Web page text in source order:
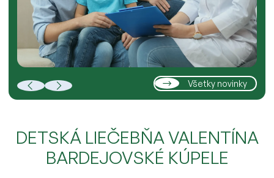
Všetky novinky
DETSKÁ LIEČEBŇA VALENTÍNA
BARDEJOVSKÉ KÚPELE